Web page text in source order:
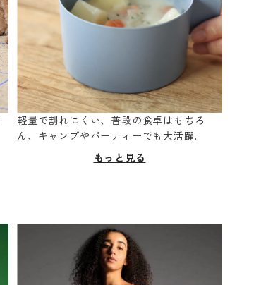
軽量で割れにくい、普段の食卓はもちろ
ん、キャンプやパーティーでも大活躍。
もっと見る